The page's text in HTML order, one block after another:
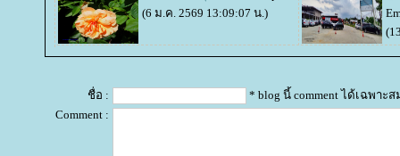
(6 ม.ค. 2569 13:09:07 น.)
ชื่อ :
* blog นี้ comment ได้เฉพาะ
Comment :